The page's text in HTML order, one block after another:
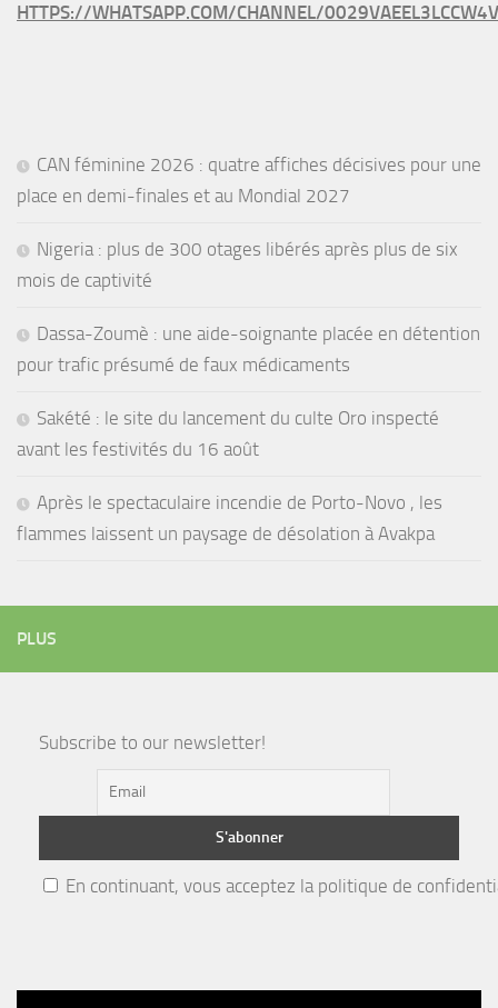
HTTPS://WHATSAPP.COM/CHANNEL/
CAN féminine 2026 : quatre affiches décisives pour une
place en demi-finales et au Mondial 2027
Nigeria : plus de 300 otages libérés après plus de six
mois de captivité
Dassa-Zoumè : une aide-soignante placée en détention
pour trafic présumé de faux médicaments
Sakété : le site du lancement du culte Oro inspecté
avant les festivités du 16 août
Après le spectaculaire incendie de Porto-Novo , les
flammes laissent un paysage de désolation à Avakpa
PLUS
Subscribe to our newsletter!
En continuant, vous acceptez la politique de